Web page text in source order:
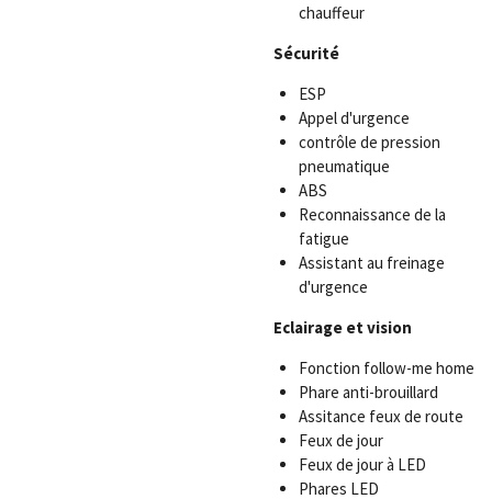
chauffeur
Sécurité
ESP
Appel d'urgence
contrôle de pression
pneumatique
ABS
Reconnaissance de la
fatigue
Assistant au freinage
d'urgence
Eclairage et vision
Fonction follow-me home
Phare anti-brouillard
Assitance feux de route
Feux de jour
Feux de jour à LED
Phares LED